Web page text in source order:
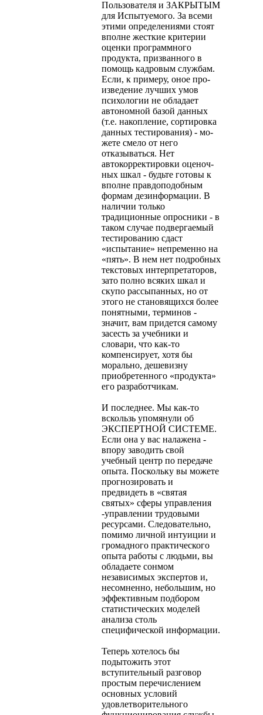
Пользователя и ЗАКРЫ­ТЫМ
для Испытуемого. За всеми
этими определениями стоят
вполне жесткие критерии
оценки программного
продукта, при­званного в
помощь кадровым службам.
Если, к примеру, оное про­
изведение лучших умов
психологии не обладает
автономной базой данных
(т.е. накопление, сортировка
данных тестирования) - мо­
жете смело от него
отказываться. Нет
автокорректировки оценоч­
ных шкал - будьте готовы к
вполне правдоподобным
формам де­зинформации. В
наличии только
традиционные опросники - в
та­ком случае подвергаемый
тестированию сдаст
«испытание» непре­менно на
«пять». В нем нет подробных
текстовых интерпретато­ров,
зато полно всяких шкал и
скупо рассыпанных, но от
этого не становящихся более
понятными, терминов -
значит, вам придется самому
засесть за учебники и
словари, что как-то
компенсирует, хотя бы
морально, дешевизну
приобретенного «продукта»
его раз­работчикам.
И последнее. Мы как-то
вскользь упомянули об
ЭКСПЕРТ­НОЙ СИСТЕМЕ.
Если она у вас налажена -
впору заводить свой
учебный центр по передаче
опыта. Поскольку вы можете
прогно­зировать и
предвидеть в «святая
святых» сферы управления
-управлении трудовыми
ресурсами. Следовательно,
помимо личной интуиции и
громадного практического
опыта работы с людьми, вы
обладаете сонмом
независимых экспертов и,
несомненно, неболь­шим, но
эффективным подбором
статистических моделей
анализа столь
специфической информации.
Теперь хотелось бы
подытожить этот
вступительный разговор
простым перечислением
основных условий
удовлетворительного